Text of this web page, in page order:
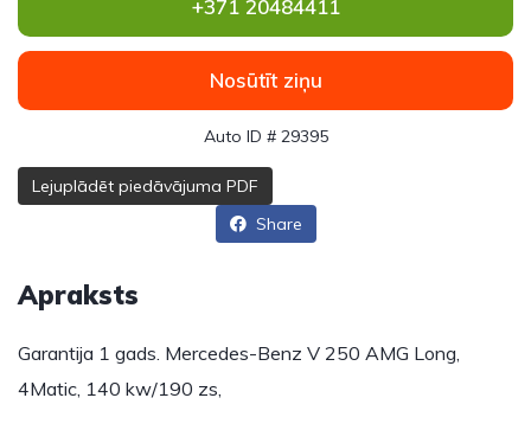
+371 20484411
Nosūtīt ziņu
Auto ID # 29395
Lejuplādēt piedāvājuma PDF
Share
Apraksts
Garantija 1 gads. Mercedes-Benz V 250 AMG Long,
4Matic, 140 kw/190 zs,